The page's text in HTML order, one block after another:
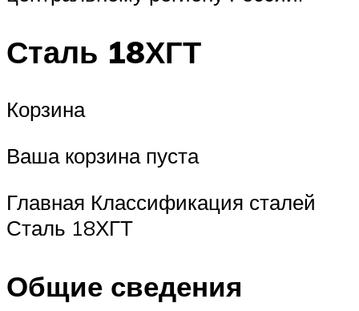
Сталь 18ХГТ
Корзина
Ваша корзина пуста
Главная Классификация сталей
Сталь 18ХГТ
Общие сведения